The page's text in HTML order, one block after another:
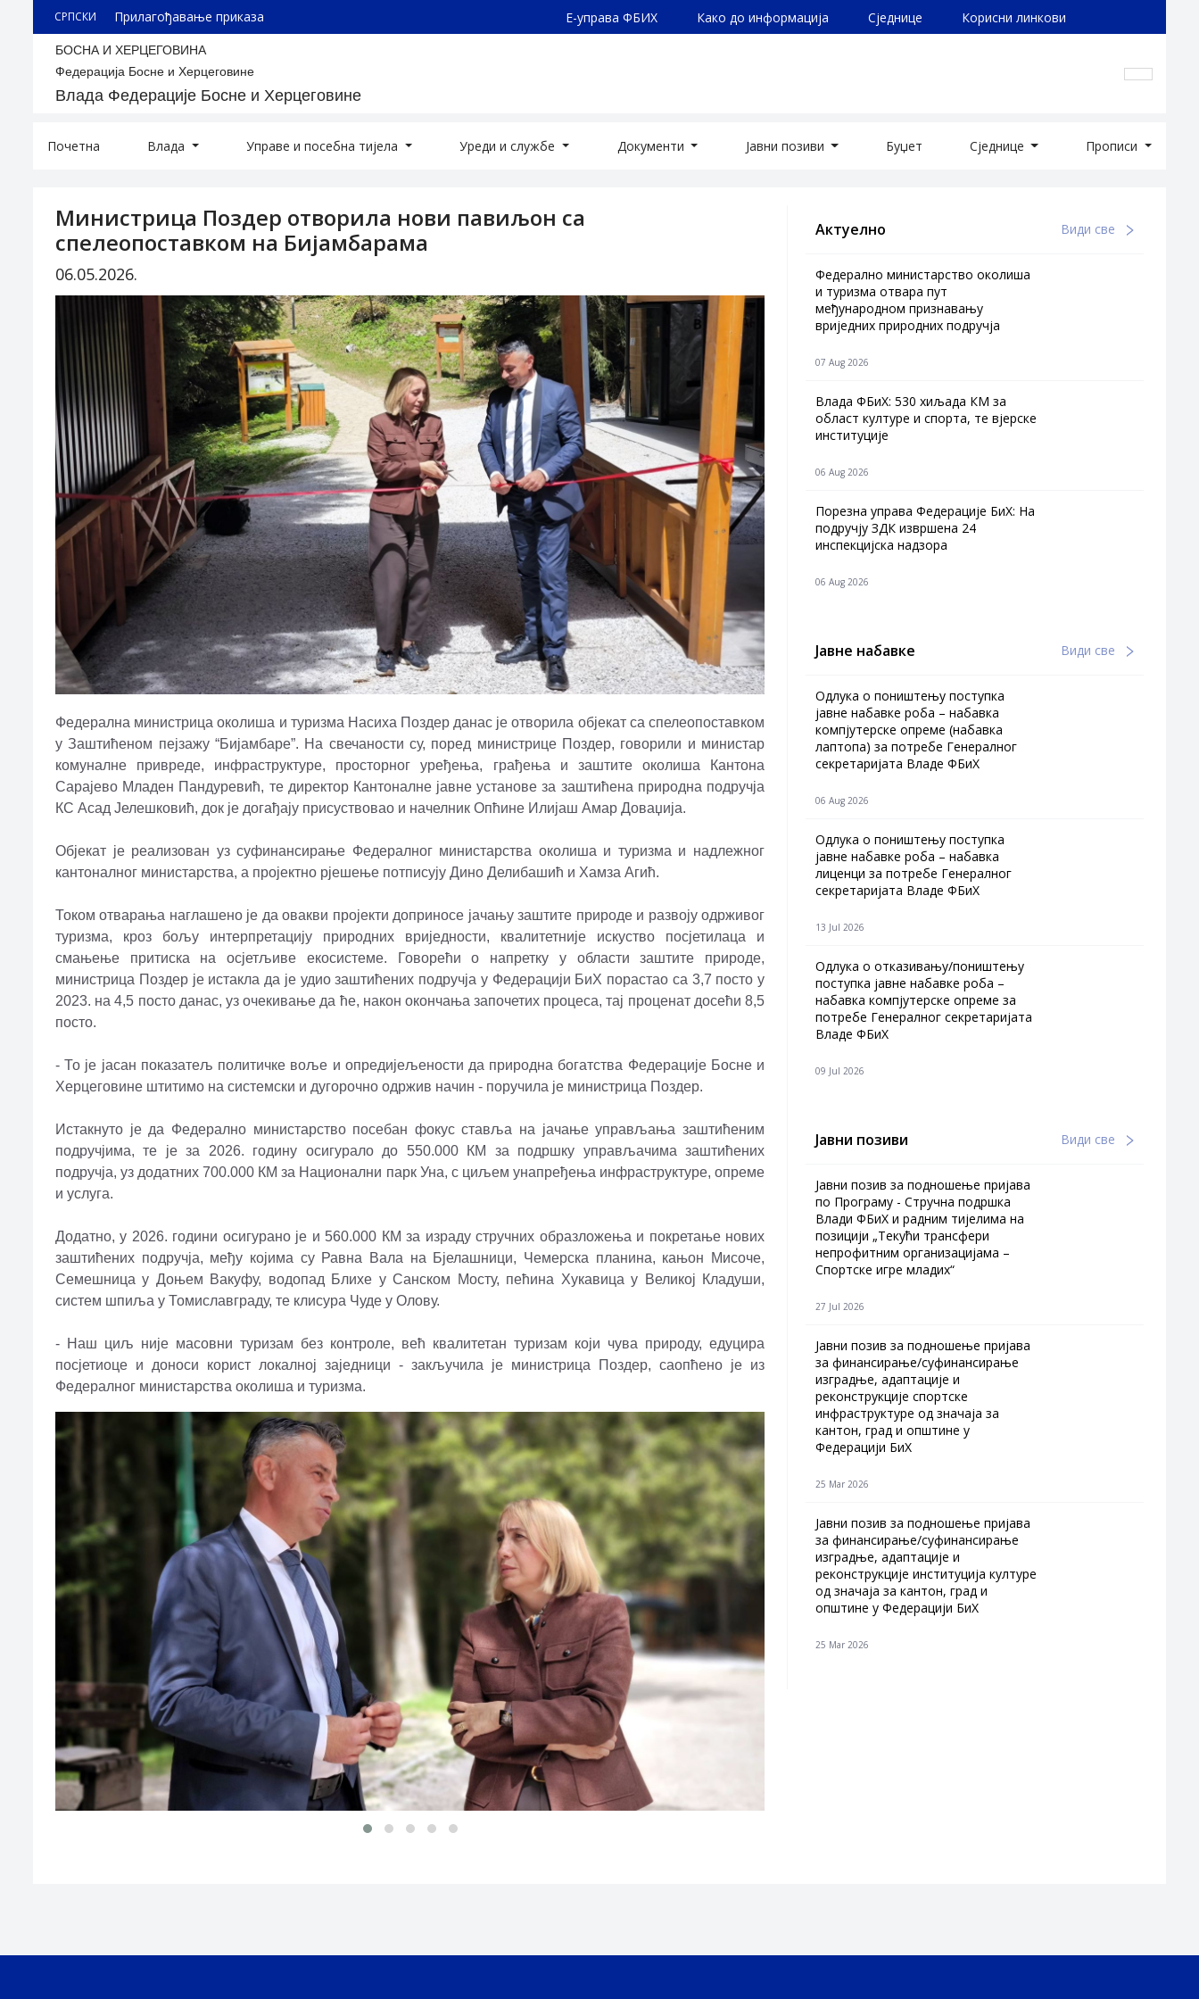
СРПСКИ Прилагођавање приказа Е-управа ФБИХ Како до информација Сједнице Корисни линкови
БОСНА И ХЕРЦЕГОВИНА
Федерација Босне и Херцеговине
Влада Федерације Босне и Херцеговине
Почетна Влада Управе и посебна тијела Уреди и службе Документи Јавни позиви Буџет Сједнице Прописи
Министрица Поздер отворила нови павиљон са
спелеопоставком на Бијамбарама
06.05.2026.
Федерална министрица околиша и туризма Насиха Поздер данас је отворила објекат са спелеопоставком
у Заштићеном пејзажу “Бијамбаре”. На свечаности су, поред министрице Поздер, говорили и министар
комуналне привреде, инфраструктуре, просторног уређења, грађења и заштите околиша Кантона
Сарајево Младен Пандуревић, те директор Кантоналне јавне установе за заштићена природна подручја
КС Асад Јелешковић, док је догађају присуствовао и начелник Опћине Илијаш Амар Доваџија.
Објекат је реализован уз суфинансирање Федералног министарства околиша и туризма и надлежног
кантоналног министарства, а пројектно рјешење потписују Дино Делибашић и Хамза Агић.
Током отварања наглашено је да овакви пројекти доприносе јачању заштите природе и развоју одрживог
туризма, кроз бољу интерпретацију природних вриједности, квалитетније искуство посјетилаца и
смањење притиска на осјетљиве екосистеме. Говорећи о напретку у области заштите природе,
министрица Поздер је истакла да је удио заштићених подручја у Федерацији БиХ порастао са 3,7 посто у
2023. на 4,5 посто данас, уз очекивање да ће, након окончања започетих процеса, тај проценат досећи 8,5
посто.
- То је јасан показатељ политичке воље и опредијељености да природна богатства Федерације Босне и
Херцеговине штитимо на системски и дугорочно одржив начин - поручила је министрица Поздер.
Истакнуто је да Федерално министарство посебан фокус ставља на јачање управљања заштићеним
подручјима, те је за 2026. годину осигурало до 550.000 КМ за подршку управљачима заштићених
подручја, уз додатних 700.000 КМ за Национални парк Уна, с циљем унапређења инфраструктуре, опреме
и услуга.
Додатно, у 2026. години осигурано је и 560.000 КМ за израду стручних образложења и покретање нових
заштићених подручја, међу којима су Равна Вала на Бјелашници, Чемерска планина, кањон Мисоче,
Семешница у Доњем Вакуфу, водопад Блихе у Санском Мосту, пећина Хукавица у Великој Кладуши,
систем шпиља у Томиславграду, те клисура Чуде у Олову.
- Наш циљ није масовни туризам без контроле, већ квалитетан туризам који чува природу, едуцира
посјетиоце и доноси корист локалној заједници - закључила је министрица Поздер, саопћено је из
Федералног министарства околиша и туризма.
Актуелно Види све
Федерално министарство околиша
и туризма отвара пут
међународном признавању
вриједних природних подручја
07 Aug 2026
Влада ФБиХ: 530 хиљада КМ за
област културе и спорта, те вјерске
институције
06 Aug 2026
Порезна управа Федерације БиХ: На
подручју ЗДК извршена 24
инспекцијска надзора
06 Aug 2026
Јавне набавке Види све
Одлука о поништењу поступка
јавне набавке роба – набавка
компјутерске опреме (набавка
лаптопа) за потребе Генералног
секретаријата Владе ФБиХ
06 Aug 2026
Одлука о поништењу поступка
јавне набавке роба – набавка
лиценци за потребе Генералног
секретаријата Владе ФБиХ
13 Jul 2026
Одлука о отказивању/поништењу
поступка јавне набавке роба –
набавка компјутерске опреме за
потребе Генералног секретаријата
Владе ФБиХ
09 Jul 2026
Јавни позиви Види све
Јавни позив за подношење пријава
по Програму - Стручна подршка
Влади ФБиХ и радним тијелима на
позицији „Текући трансфери
непрофитним организацијама –
Спортске игре младих“
27 Jul 2026
Jавни позив за подношење пријава
за финансирање/суфинансирање
изградње, адаптације и
реконструкције спортске
инфраструктуре од значаја за
кантон, град и општине у
Федерацији БиХ
25 Mar 2026
Јавни позив за подношење пријава
за финансирање/суфинансирање
изградње, адаптације и
реконструкције институција културе
од значаја за кантон, град и
општине у Федерацији БиХ
25 Mar 2026